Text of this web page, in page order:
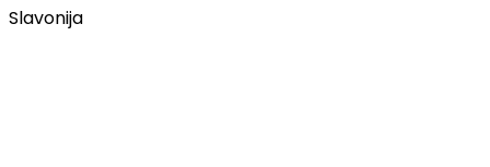
Slavonija